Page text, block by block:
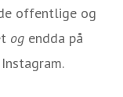
offentlige og
og endda på